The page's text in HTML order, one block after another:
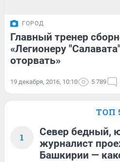
ГОРОД
Главный тренер
«Легионеру
оторвать»
19 декабря, 2016, 10:10 5 789
ТОП
1
Север бедный,
журналист
Башкирии —